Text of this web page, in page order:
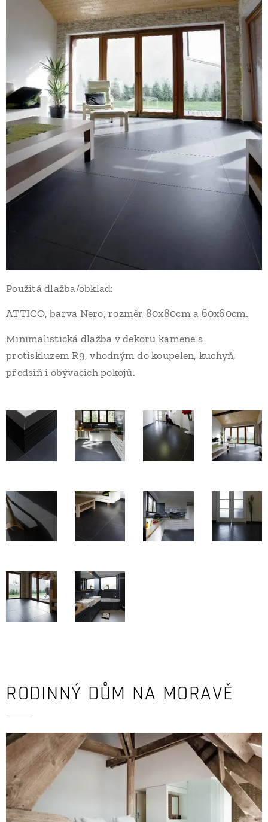
Použitá dlažba/obklad:
ATTICO, barva Nero, rozměr 80x80cm a 60x60cm.
Minimalistická dlažba v dekoru kamene s
protiskluzem R9, vhodným do koupelen, kuchyň,
předsíň i obývacích pokojů.
RODINNÝ DŮM NA MORAVĚ